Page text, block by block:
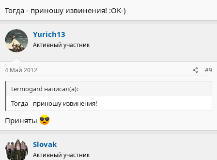
Тогда - приношу извинения! :OK-)
Yurich13
Активный участник
4 Май 2012 #9
termogard написал(а):
Тогда - приношу извинения!
Приняты
Slovak
Активный участник